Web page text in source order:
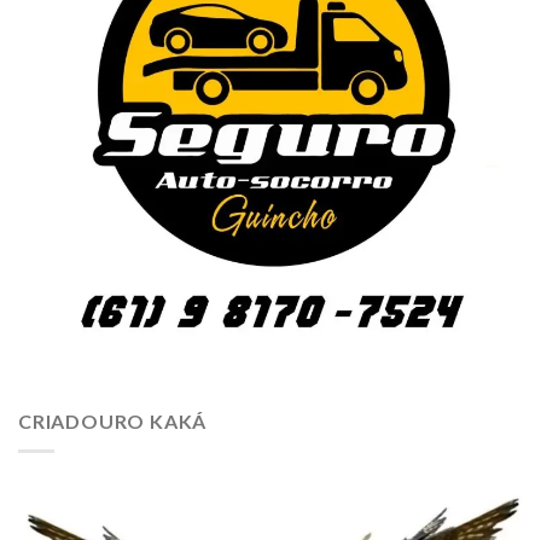
CRIADOURO KAKÁ